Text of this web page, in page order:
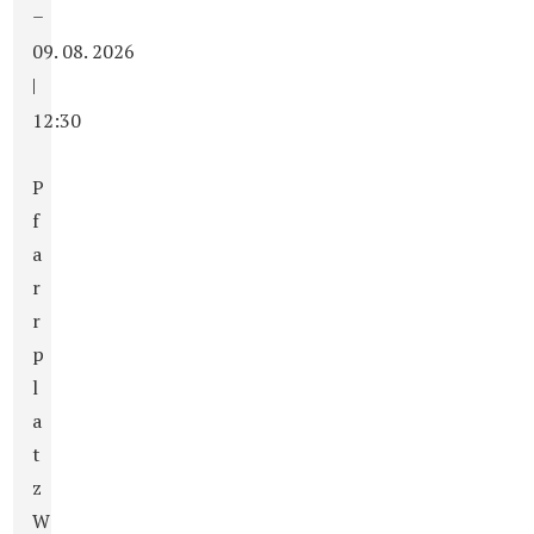
–
09. 08. 2026
|
12:30
P
f
a
r
r
p
l
a
t
z
W